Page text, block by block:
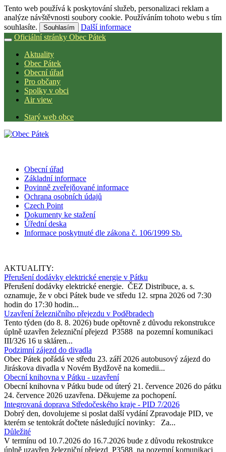
Tento web používá k poskytování služeb, personalizaci reklam a
analýze návštěvnosti soubory cookie. Používáním tohoto webu s tím
souhlasíte.
Souhlasím
Další informace
Oficiální stránky Obec Pátek
Aktuality
Obec Pátek
Obecní úřad
Pro občany
Spolky v obci
Air view
Starý web obce
Obecní úřad
Základní informace
Povinně zveřejňované informace
Ochrana osobních údajů
Czech Point
Dokumenty ke stažení
Úřední deska
Informace poskytnuté dle zákona č. 106/1999 Sb.
AKTUALITY:
Přerušení dodávky elektrické energie v Pátku
Přerušení dodávky elektrické energie. ČEZ Distribuce, a. s.
oznamuje, že v obci Pátek bude ve středu 12. srpna 2026 od 7:30
hodin do 17:30 hodin...
Uzavření železničního přejezdu v Poděbradech
Tento týden (do 8. 8. 2026) bude opětovně z důvodu rekonstrukce
úplně uzavřen železniční přejezd P3588 na pozemní komunikaci
III/326 16 u skláren...
Podzimní zájezd do divadla
Obec Pátek pořádá ve středu 23. září 2026 autobusový zájezd do
Jiráskova divadla v Novém Bydžově na komedii...
Obecní knihovna v Pátku - uzavření
Obecní knihovna v Pátku bude od úterý 21. července 2026 do pátku
24. července 2026 uzavřena. Děkujeme za pochopení.
Integrovaná doprava Středočeského kraje - PID 7/2026
Dobrý den, dovolujeme si poslat další vydání Zpravodaje PID, ve
kterém se tentokrát dočtete následující novinky: Za...
Důležité
V termínu od 10.7.2026 do 16.7.2026 bude z důvodu rekostrukce
úplně uzavřen železniční přejezd P3588 na pozemní komunikaci